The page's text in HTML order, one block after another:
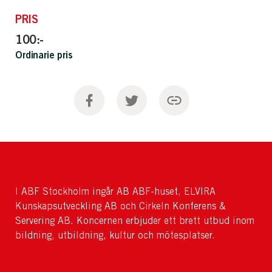
PRIS
100:-
Ordinarie pris
I ABF Stockholm ingår AB ABF-huset, ELVIRA
Kunskapsutveckling AB och Cirkeln Konferens &
Servering AB. Koncernen erbjuder ett brett utbud inom
bildning, utbildning, kultur och mötesplatser.